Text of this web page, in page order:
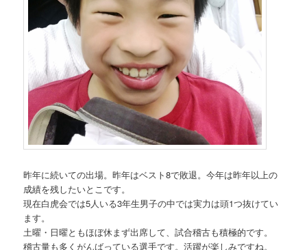
昨年に続いての出場。昨年はベスト8で敗退。今年は昨年以上の
成績を残したいとこです。
現在白虎会では5人いる3年生男子の中では実力は頭1つ抜けてい
ます。
土曜・日曜ともほぼ休まず出席して、試合稽古も積極的です。
稽古量も多くがんばっている選手です。活躍が楽しみですね。